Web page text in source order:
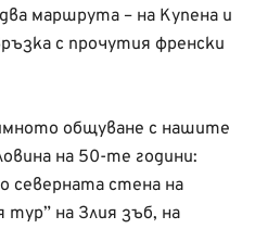
маршрута – на Купена и
с прочутия френски
общуване с нашите
на 50-те години:
северната стена на
тур” на Злия зъб, на